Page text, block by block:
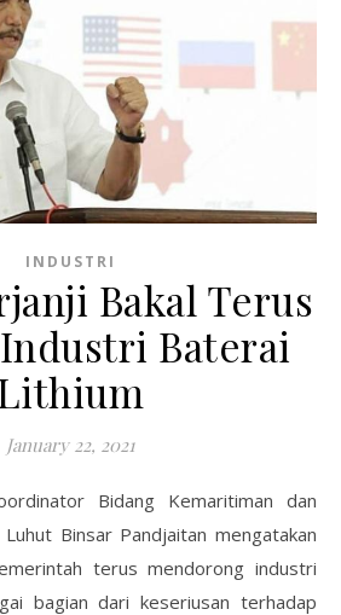
INDUSTRI
Bakal Terus
Baterai
January 22, 2021
Bidang Kemaritiman dan
Binsar Pandjaitan mengatakan
terus mendorong industri
bagian dari keseriusan terhadap